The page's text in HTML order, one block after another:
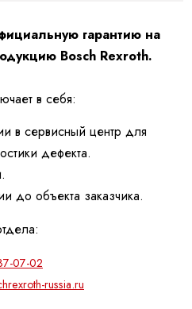
гарантию на
Bosch Rexroth.
в себя:
в сервисный центр для
дефекта.
до объекта заказчика.
07-02
russia.ru